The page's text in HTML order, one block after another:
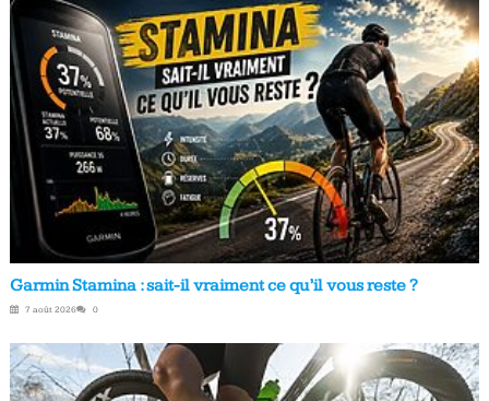
Garmin Stamina : sait-il vraiment ce qu’il vous reste ?
7 août 2026 0